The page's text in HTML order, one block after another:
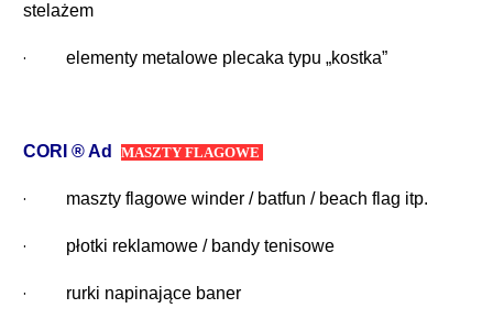
stelażem
· elementy metalowe plecaka typu „kostka”
CORI ® Ad MASZTY FLAGOWE
· maszty flagowe winder / batfun / beach flag itp.
· płotki reklamowe / bandy tenisowe
· rurki napinające baner